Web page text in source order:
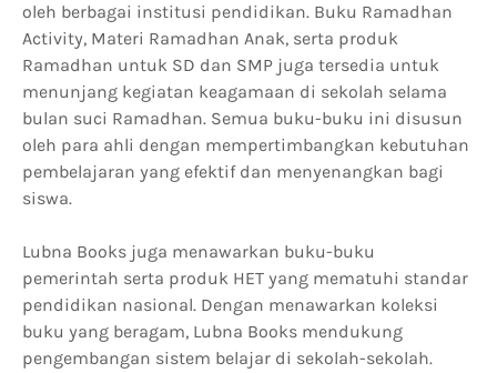
oleh berbagai institusi pendidikan. Buku Ramadhan
Activity, Materi Ramadhan Anak, serta produk
Ramadhan untuk SD dan SMP juga tersedia untuk
menunjang kegiatan keagamaan di sekolah selama
bulan suci Ramadhan. Semua buku-buku ini disusun
oleh para ahli dengan mempertimbangkan kebutuhan
pembelajaran yang efektif dan menyenangkan bagi
siswa.
Lubna Books juga menawarkan buku-buku
pemerintah serta produk HET yang mematuhi standar
pendidikan nasional. Dengan menawarkan koleksi
buku yang beragam, Lubna Books mendukung
pengembangan sistem belajar di sekolah-sekolah.